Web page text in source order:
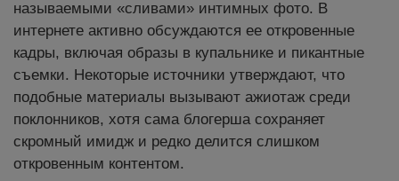
называемыми «сливами» интимных фото. В
интернете активно обсуждаются ее откровенные
кадры, включая образы в купальнике и пикантные
съемки. Некоторые источники утверждают, что
подобные материалы вызывают ажиотаж среди
поклонников, хотя сама блогерша сохраняет
скромный имидж и редко делится слишком
откровенным контентом.